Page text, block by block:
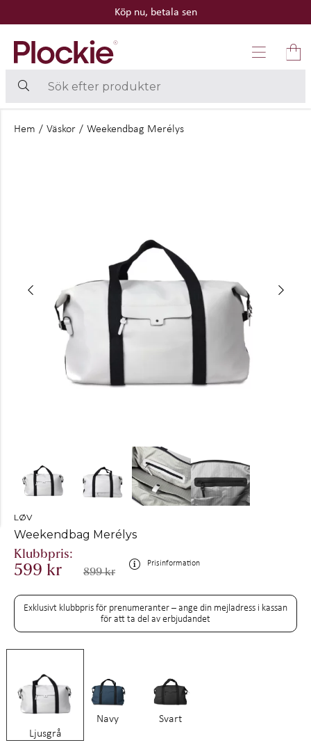
Köp nu, betala sen
Hem / Väskor / Weekendbag Merélys
LØV
Weekendbag Merélys
599 kr 899 kr
Prisinformation
Exklusivt klubbpris för prenumeranter – ange din mejladress i kassan
för att ta del av erbjudandet
Ljusgrå
Navy Svart